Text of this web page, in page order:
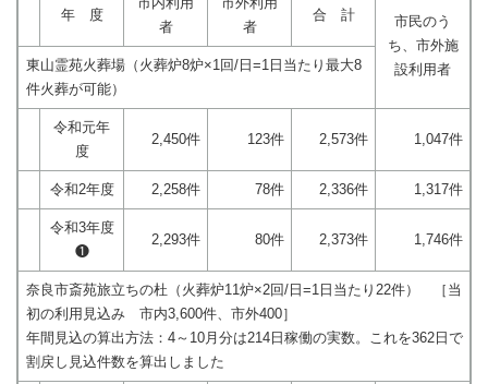
年 度
者
者
合 計
市民のう
ち、市外施
設利用者
東山霊苑火葬場（火葬炉8炉×1回/日=1日当たり最大8
件火葬が可能）
令和元年
度
2,450件 123件 2,573件 1,047件
令和2年度 2,258件 78件 2,336件 1,317件
令和3年度
❶
2,293件 80件 2,373件 1,746件
奈良市斎苑旅立ちの杜（火葬炉11炉×2回/日=1日当たり22件） ［当
初の利用見込み 市内3,600件、市外400］
年間見込の算出方法：4～10月分は214日稼働の実数。これを362日で
割戻し見込件数を算出しました